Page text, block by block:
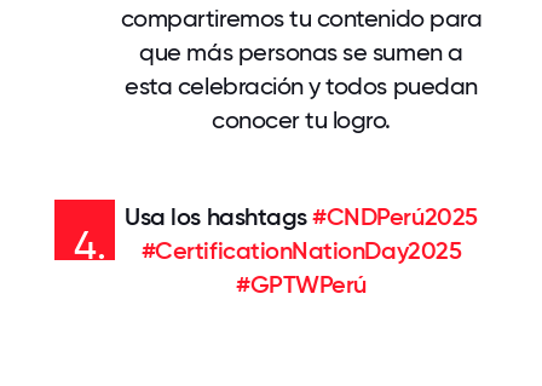
compartiremos tu contenido para
que más personas se sumen a
esta celebración y todos puedan
conocer tu logro.
4.
Usa los hashtags#CNDPerú2025
#CertificationNationDay2025
#GPTWPerú